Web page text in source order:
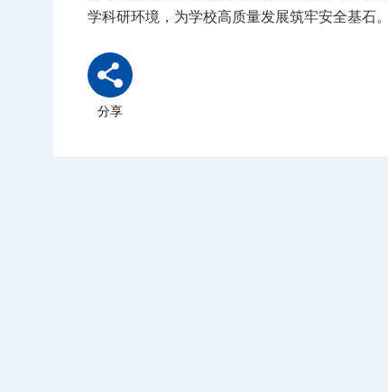
学科研环境，为学校高质量发展筑牢安全基石。
分享